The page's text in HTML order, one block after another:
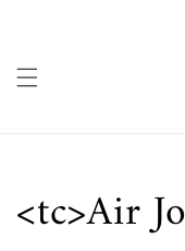
Kategorie:
<tc>Air